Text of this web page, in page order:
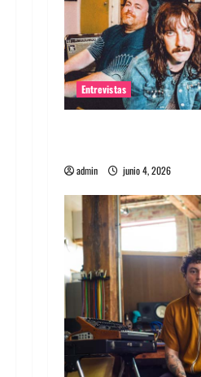
Entrevistas
admin junio 4, 2026